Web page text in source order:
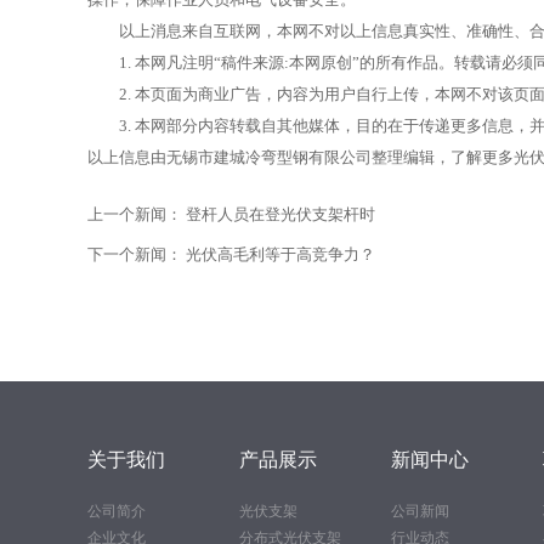
以上消息来自互联网，本网不对以上信息真实性、准确性、
1. 本网凡注明“稿件来源:本网原创”的所有作品。转载请必须
2. 本页面为商业广告，内容为用户自行上传，本网不对该页
3. 本网部分内容转载自其他媒体，目的在于传递更多信息，
以上信息由无锡市建城冷弯型钢有限公司整理编辑，了解更多光
上一个新闻： 登杆人员在登光伏支架杆时
下一个新闻： 光伏高毛利等于高竞争力？
关于我们
公司简介
企业文化
产品展示
光伏支架
分布式光伏支架
新闻中心
公司新闻
行业动态